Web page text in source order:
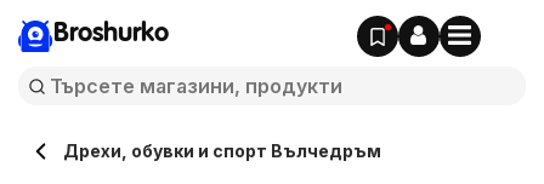
Broshurko
Дрехи, обувки и спорт Вълчедръм